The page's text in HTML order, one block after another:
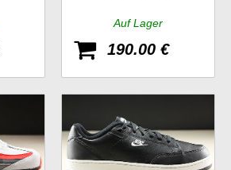
Auf Lager
190.00 €